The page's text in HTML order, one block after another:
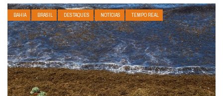
BAHIA BRASIL DESTAQUES NOTÍCIAS TEMPO REAL